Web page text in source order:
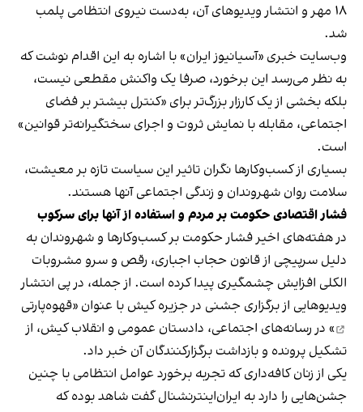
۱۸ مهر و انتشار ویدیوهای آن، به‌دست نیروی انتظامی پلمب
شد.
وب‌سایت خبری «آسیانیوز ایران» با اشاره به این اقدام نوشت که
به نظر می‌رسد این برخورد، صرفا یک واکنش مقطعی نیست،
بلکه بخشی از یک کارزار بزرگ‌تر برای «کنترل بیشتر بر فضای
اجتماعی، مقابله با نمایش ثروت و اجرای سختگیرانه‌تر قوانین»
است.
بسیاری از کسب‌وکارها نگران تاثیر این سیاست‌ تازه بر معیشت،
سلامت روان شهروندان و زندگی اجتماعی آنها هستند.
فشار اقتصادی حکومت بر مردم و استفاده از آنها برای سرکوب
در هفته‌های اخیر فشار حکومت بر کسب‌وکارها و شهروندان به
دلیل سرپیچی از قانون حجاب اجباری، رقص و سرو مشروبات
الکلی افزایش چشمگیری پیدا کرده است. از جمله، در پی انتشار
ویدیوهایی از برگزاری جشنی در جزیره کیش با عنوان «قهوه‌پارتی
» در رسانه‌های اجتماعی، دادستان عمومی و انقلاب کیش، از
تشکیل پرونده و بازداشت برگزارکنندگان آن خبر داد.
یکی از زنان کافه‌داری که تجربه برخورد عوامل انتظامی با چنین
جشن‌هایی را دارد به ایران‌اینترنشنال گفت شاهد بوده که